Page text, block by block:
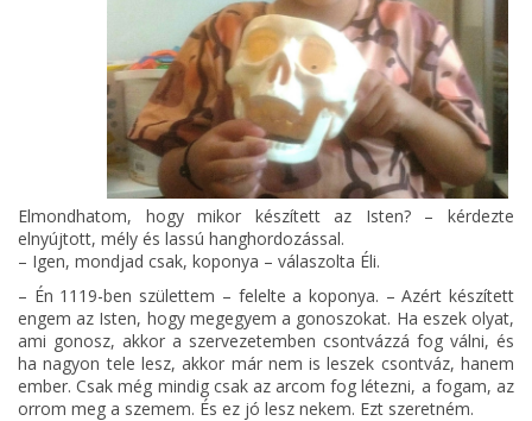
Elmondhatom, hogy mikor készített az Isten? – kérdezte
elnyújtott, mély és lassú hanghordozással.
– Igen, mondjad csak, koponya – válaszolta Éli.
– Én 1119-ben születtem – felelte a koponya. – Azért készített
engem az Isten, hogy megegyem a gonoszokat. Ha eszek olyat,
ami gonosz, akkor a szervezetemben csontvázzá fog válni, és
ha nagyon tele lesz, akkor már nem is leszek csontváz, hanem
ember. Csak még mindig csak az arcom fog létezni, a fogam, az
orrom meg a szemem. És ez jó lesz nekem. Ezt szeretném.